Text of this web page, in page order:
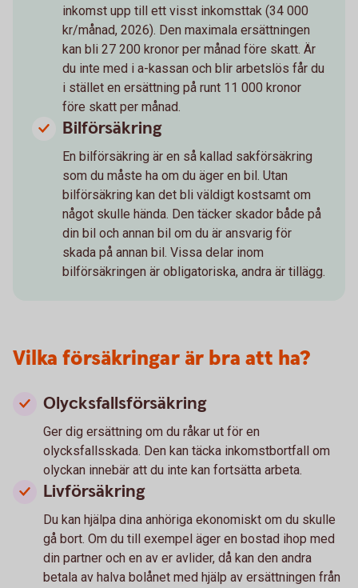
inkomst upp till ett visst inkomsttak (34 000
kr/månad, 2026). Den maximala ersättningen
kan bli 27 200 kronor per månad före skatt. Är
du inte med i a-kassan och blir arbetslös får du
i stället en ersättning på runt 11 000 kronor
före skatt per månad.
Bilförsäkring
En bilförsäkring är en så kallad sakförsäkring
som du måste ha om du äger en bil. Utan
bilförsäkring kan det bli väldigt kostsamt om
något skulle hända. Den täcker skador både på
din bil och annan bil om du är ansvarig för
skada på annan bil. Vissa delar inom
bilförsäkringen är obligatoriska, andra är tillägg.
Vilka försäkringar är bra att ha?
Olycksfallsförsäkring
Ger dig ersättning om du råkar ut för en
olycksfallsskada. Den kan täcka inkomstbortfall om
olyckan innebär att du inte kan fortsätta arbeta.
Livförsäkring
Du kan hjälpa dina anhöriga ekonomiskt om du skulle
gå bort. Om du till exempel äger en bostad ihop med
din partner och en av er avlider, då kan den andra
betala av halva bolånet med hjälp av ersättningen från